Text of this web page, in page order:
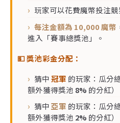
玩家可以花費魔幣投注競
每注金額為 10,000 魔幣
進入「賽事總獎池」。
💵 獎池彩金分配：
猜中冠軍 的玩家：瓜分
額外獲得獎池 8% 的分紅）
猜中亞軍 的玩家：瓜分
額外獲得獎池 2% 的分紅）